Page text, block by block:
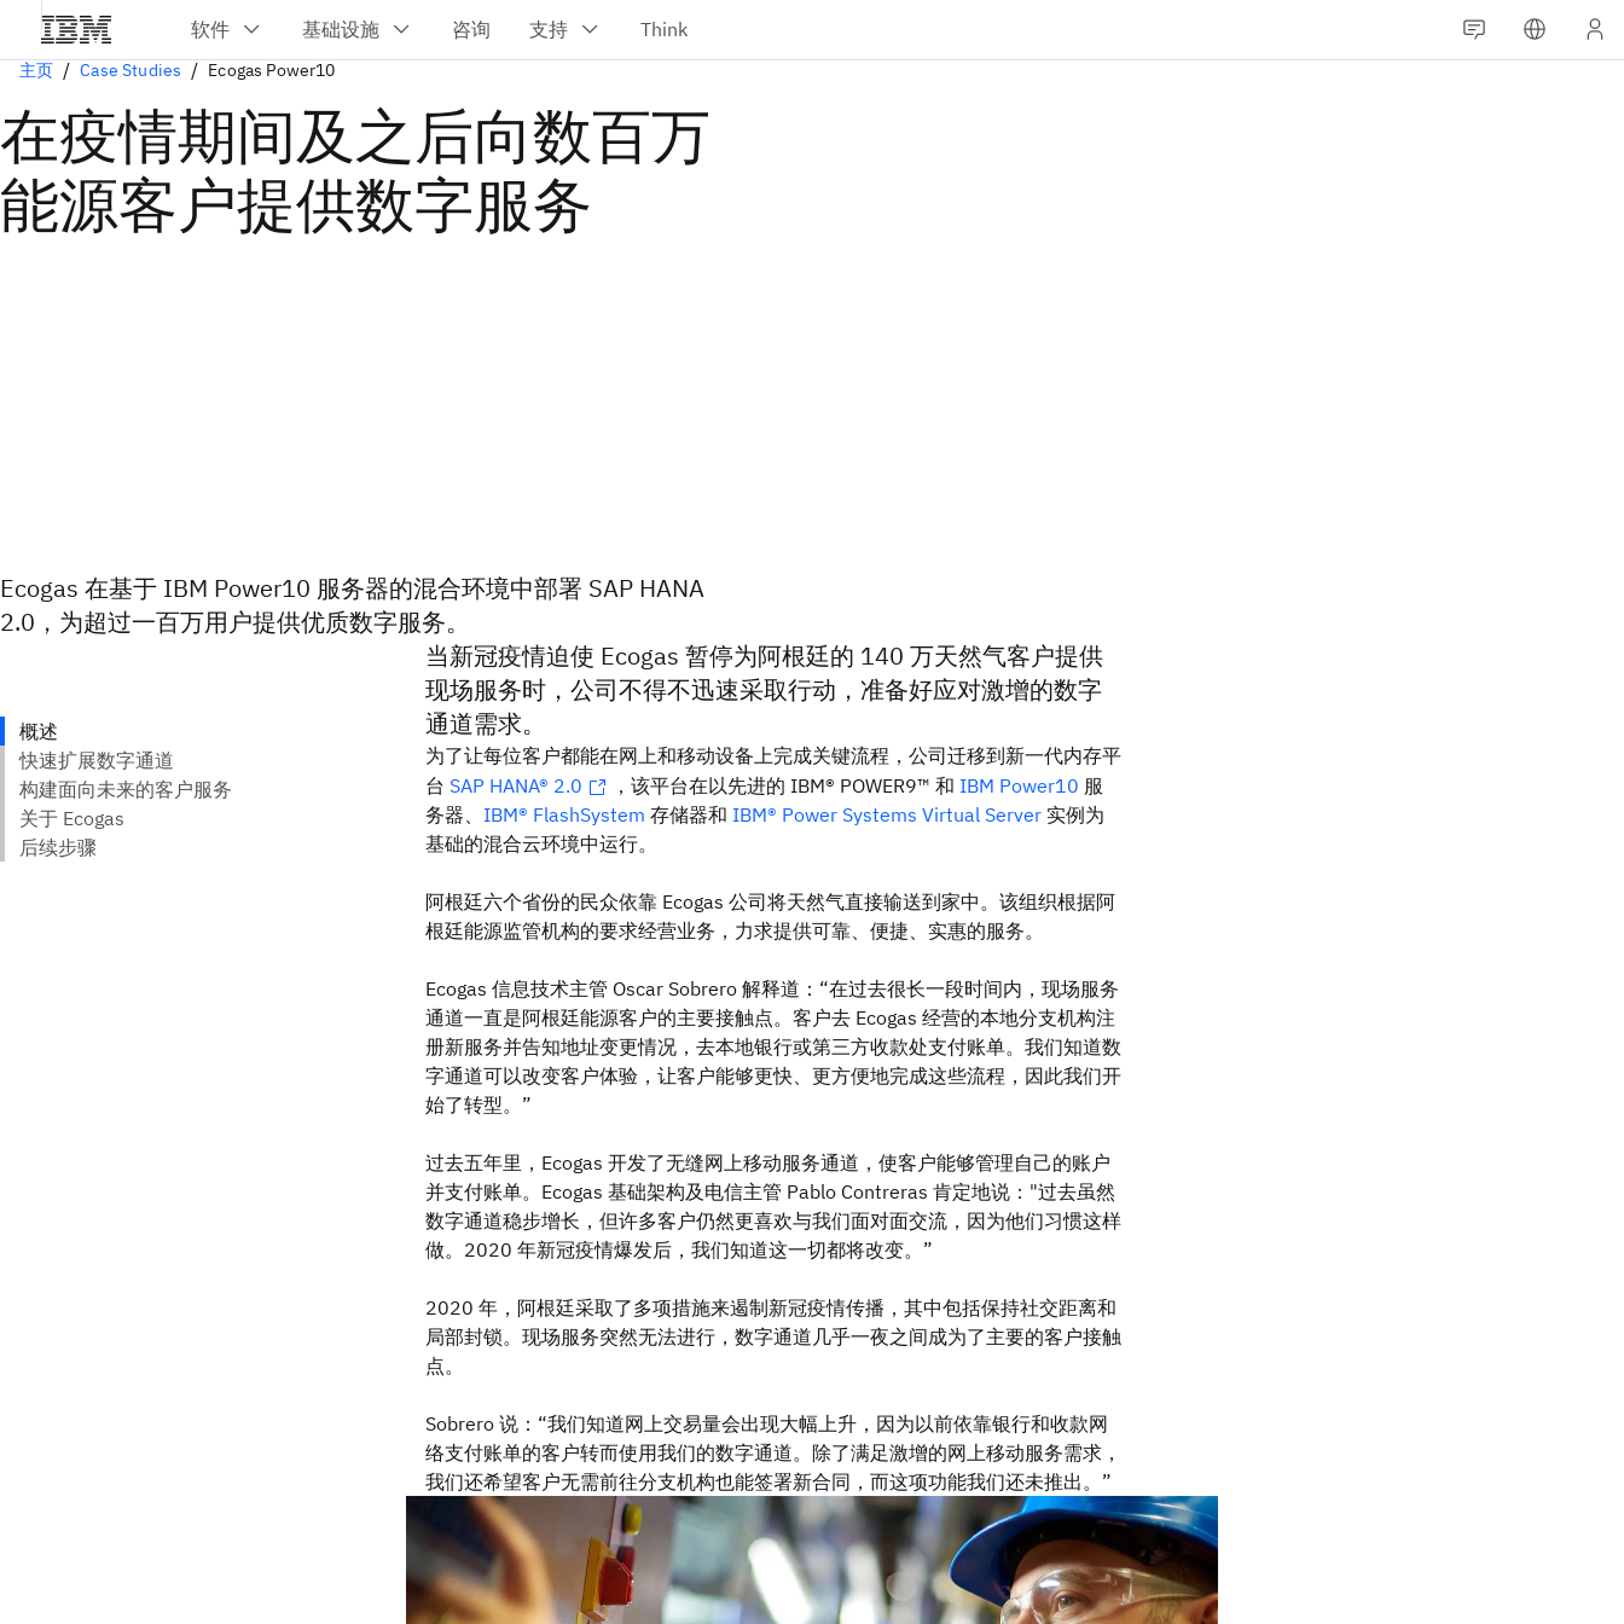
主页 Case Studies Ecogas Power10
在疫情期间及之后向数百万
能源客户提供数字服务
Ecogas 在基于 IBM Power10 服务器的混合环境中部署 SAP HANA
2.0，为超过一百万用户提供优质数字服务。
当新冠疫情迫使 Ecogas 暂停为阿根廷的 140 万天然气客户提供
现场服务时，公司不得不迅速采取行动，准备好应对激增的数字
通道需求。
为了让每位客户都能在网上和移动设备上完成关键流程，公司迁移到新一代内存平
台 SAP HANA® 2.0 ，该平台在以先进的 IBM® POWER9™ 和 IBM Power10 服
务器、 IBM® FlashSystem 存储器和 IBM® Power Systems Virtual Server 实例为
基础的混合云环境中运行。
阿根廷六个省份的民众依靠 Ecogas 公司将天然气直接输送到家中。该组织根据阿
根廷能源监管机构的要求经营业务，力求提供可靠、便捷、实惠的服务。
Ecogas 信息技术主管 Oscar Sobrero 解释道：“在过去很长一段时间内，现场服务
通道一直是阿根廷能源客户的主要接触点。客户去 Ecogas 经营的本地分支机构注
册新服务并告知地址变更情况，去本地银行或第三方收款处支付账单。我们知道数
字通道可以改变客户体验，让客户能够更快、更方便地完成这些流程，因此我们开
始了转型。”
过去五年里，Ecogas 开发了无缝网上移动服务通道，使客户能够管理自己的账户
并支付账单。Ecogas 基础架构及电信主管 Pablo Contreras 肯定地说："过去虽然
数字通道稳步增长，但许多客户仍然更喜欢与我们面对面交流，因为他们习惯这样
做。2020 年新冠疫情爆发后，我们知道这一切都将改变。”
2020 年，阿根廷采取了多项措施来遏制新冠疫情传播，其中包括保持社交距离和
局部封锁。现场服务突然无法进行，数字通道几乎一夜之间成为了主要的客户接触
点。
Sobrero 说：“我们知道网上交易量会出现大幅上升，因为以前依靠银行和收款网
络支付账单的客户转而使用我们的数字通道。除了满足激增的网上移动服务需求，
我们还希望客户无需前往分支机构也能签署新合同，而这项功能我们还未推出。”